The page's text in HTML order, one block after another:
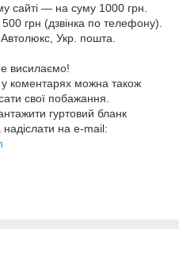
сайті — на суму 1000 грн.
грн (дзвінка по телефону).
Укр. пошта.
висилаємо!
у коментарях можна також
свої побажання.
гуртовий бланк
на e-mail: